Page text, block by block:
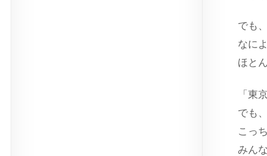
でも
なに
ほと
「東
でも
こっ
みん